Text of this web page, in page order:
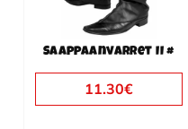
Saappaanvarret II #
11.30€